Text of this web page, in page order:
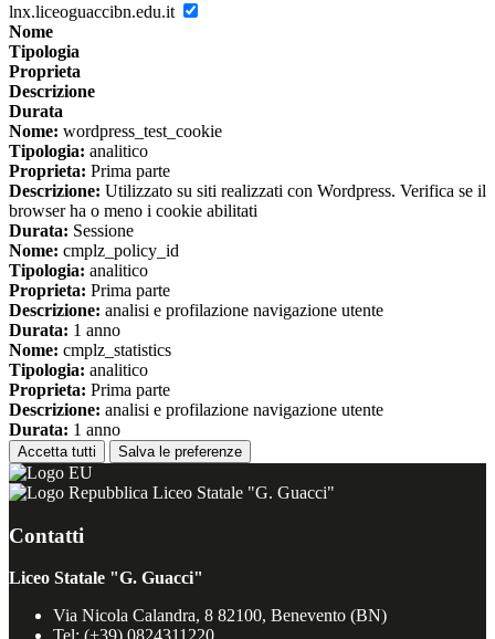
lnx.liceoguaccibn.edu.it
Nome
Tipologia
Proprieta
Descrizione
Durata
Nome: wordpress_test_cookie
Tipologia: analitico
Proprieta: Prima parte
Descrizione: Utilizzato su siti realizzati con Wordpress. Verifica se il
browser ha o meno i cookie abilitati
Durata: Sessione
Nome: cmplz_policy_id
Tipologia: analitico
Proprieta: Prima parte
Descrizione: analisi e profilazione navigazione utente
Durata: 1 anno
Nome: cmplz_statistics
Tipologia: analitico
Proprieta: Prima parte
Descrizione: analisi e profilazione navigazione utente
Durata: 1 anno
Accetta tutti Salva le preferenze
Liceo Statale "G. Guacci"
Contatti
Liceo Statale "G. Guacci"
Via Nicola Calandra, 8 82100, Benevento (BN)